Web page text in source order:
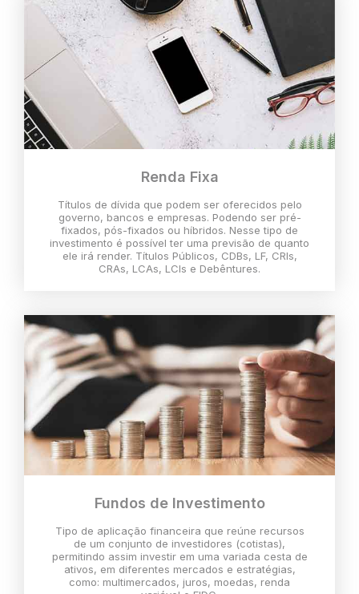
Renda Fixa
Títulos de dívida que podem ser oferecidos pelo
governo, bancos e empresas. Podendo ser pré-
fixados, pós-fixados ou híbridos. Nesse tipo de
investimento é possível ter uma previsão de quanto
ele irá render. Títulos Públicos, CDBs, LF, CRIs,
CRAs, LCAs, LCIs e Debêntures.
Fundos de Investimento
Tipo de aplicação financeira que reúne recursos
de um conjunto de investidores (cotistas),
permitindo assim investir em uma variada cesta de
ativos, em diferentes mercados e estratégias,
como: multimercados, juros, moedas, renda